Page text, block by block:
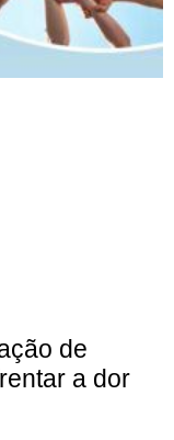
de
a dor